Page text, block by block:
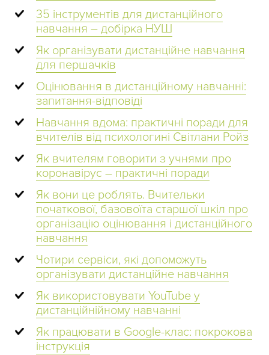
35 інструментів для дистанційного
навчання – добірка НУШ
Як організувати дистанційне навчання
для першачків
Оцінювання в дистанційному навчанні:
запитання-відповіді
Навчання вдома: практичні поради для
вчителів від психологині Світлани Ройз
Як вчителям говорити з учнями про
коронавірус – практичні поради
Як вони це роблять. Вчительки
початкової, базовоїта старшої шкіл про
організацію оцінювання і дистанційного
навчання
Чотири сервіси, які допоможуть
організувати дистанційне навчання
Як використовувати YouTube у
дистанційнійному навчанні
Як працювати в Google-клас: покрокова
інструкція